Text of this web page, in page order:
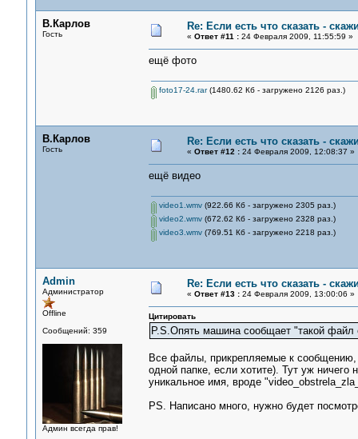
В.Карлов
Гость
Re: Если есть что сказать -
« Ответ #11 :24 Февраля 2009, 11:55:59 »
ещё фото
foto17-24.rar(1480.62 Кб - загружено 2126 раз.)
В.Карлов
Гость
Re: Если есть что сказать -
« Ответ #12 :24 Февраля 2009, 12:08:37 »
ещё видео
video1.wmv(922.66 Кб - загружено 2305 раз.)
video2.wmv(672.62 Кб - загружено 2328 раз.)
video3.wmv(769.51 Кб - загружено 2218 раз.)
Admin
Администратор
Offline
Сообщений: 359
Админ всегда прав!
Re: Если есть что сказать -
« Ответ #13 :24 Февраля 2009, 13:00:06 »
Цитировать
P.S.Опять машина сообщает "такой файл
Все файлы, прикрепляемые к сообщению,
одной папке, если хотите). Тут уж ничего
уникальное имя, вроде
PS. Написано много, нужно будет